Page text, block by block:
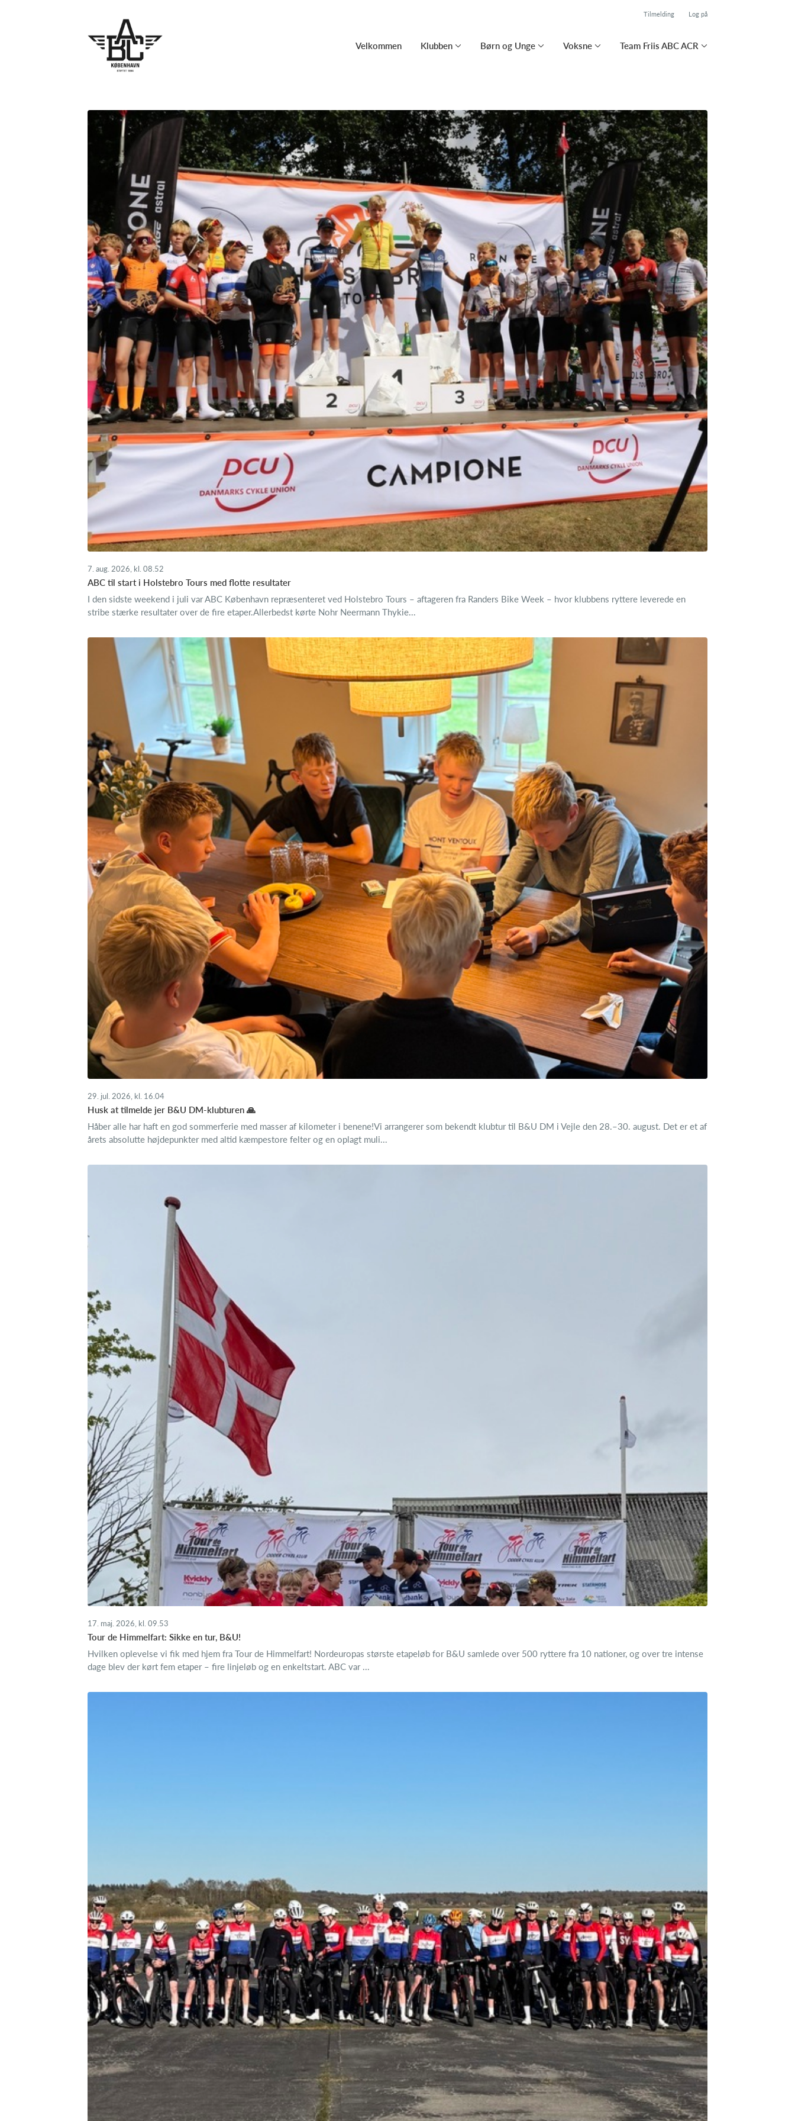
Tilmelding Log på
Velkommen Klubben Børn og Unge Voksne Team Friis ABC ACR
7. aug. 2026, kl. 08.52
ABC til start i Holstebro Tours med flotte resultater
I den sidste weekend i juli var ABC København repræsenteret ved Holstebro Tours – aftageren fra Randers Bike Week – hvor klubbens ryttere leverede en
stribe stærke resultater over de fire etaper.Allerbedst kørte Nohr Neermann Thykie...
29. jul. 2026, kl. 16.04
Husk at tilmelde jer B&U DM-klubturen 🙏
Håber alle har haft en god sommerferie med masser af kilometer i benene!Vi arrangerer som bekendt klubtur til B&U DM i Vejle den 28.–30. august. Det er et af
årets absolutte højdepunkter med altid kæmpestore felter og en oplagt muli...
17. maj. 2026, kl. 09.53
Tour de Himmelfart: Sikke en tur, B&U!
Hvilken oplevelse vi fik med hjem fra Tour de Himmelfart! Nordeuropas største etapeløb for B&U samlede over 500 ryttere fra 10 nationer, og over tre intense
dage blev der kørt fem etaper – fire linjeløb og en enkeltstart. ABC var ...